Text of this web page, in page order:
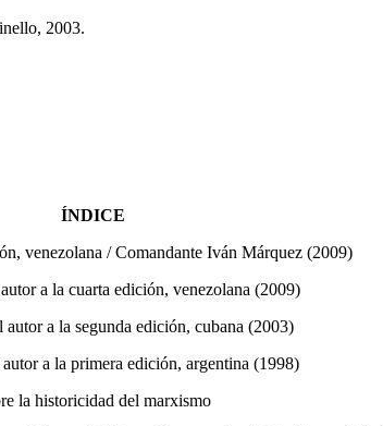
2003.
ÍNDICE
venezolana / Comandante Iván Márquez (2009)
a la cuarta edición, venezolana (2009)
a la segunda edición, cubana (2003)
a la primera edición, argentina (1998)
la historicidad del marxismo